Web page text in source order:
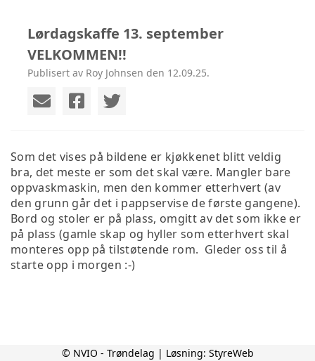
Lørdagskaffe 13. september
VELKOMMEN!!
Publisert av Roy Johnsen den 12.09.25.
Som det vises på bildene er kjøkkenet blitt veldig
bra, det meste er som det skal være. Mangler bare
oppvaskmaskin, men den kommer etterhvert (av
den grunn går det i pappservise de første gangene).
Bord og stoler er på plass, omgitt av det som ikke er
på plass (gamle skap og hyller som etterhvert skal
monteres opp på tilstøtende rom. Gleder oss til å
starte opp i morgen :-)
© NVIO - Trøndelag | Løsning: StyreWeb